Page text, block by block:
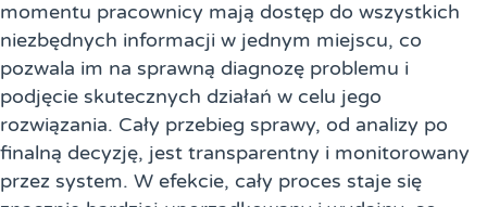
momentu pracownicy mają dostęp do wszystkich
niezbędnych informacji w jednym miejscu, co
pozwala im na sprawną diagnozę problemu i
podjęcie skutecznych działań w celu jego
rozwiązania. Cały przebieg sprawy, od analizy po
finalną decyzję, jest transparentny i monitorowany
przez system. W efekcie, cały proces staje się